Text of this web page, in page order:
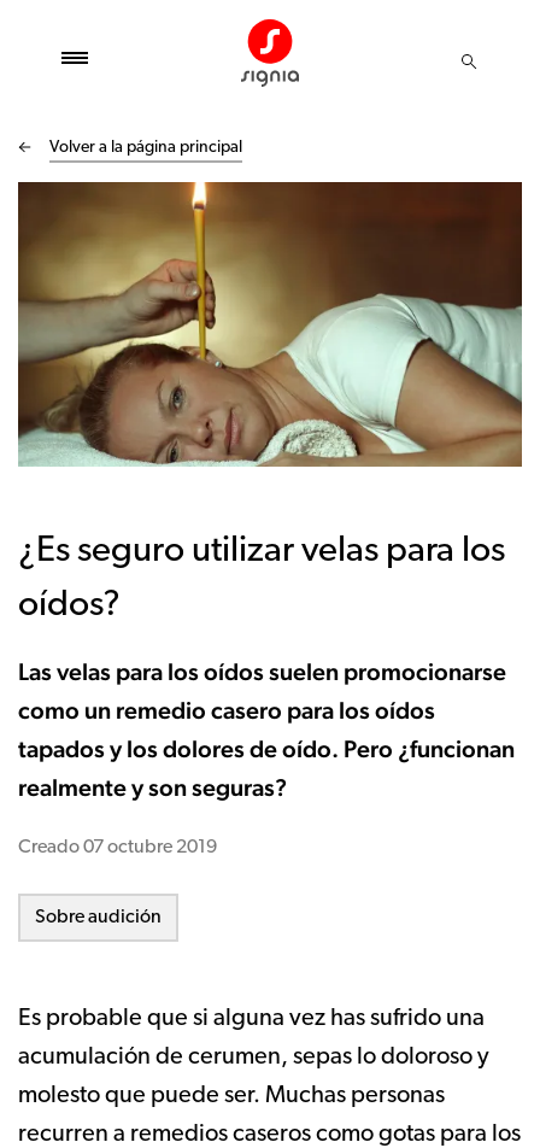
Volver a la página principal
¿Es seguro utilizar velas para los
oídos?
Las velas para los oídos suelen promocionarse
como un remedio casero para los oídos
tapados y los dolores de oído. Pero ¿funcionan
realmente y son seguras?
Creado07 octubre 2019
Sobre audición
Es probable que si alguna vez has sufrido una
acumulación de cerumen, sepas lo doloroso y
molesto que puede ser. Muchas personas
recurren a remedios caseros como gotas para los